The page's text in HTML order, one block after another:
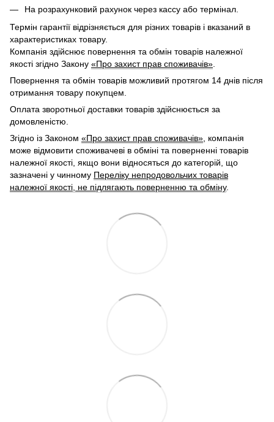
На розрахунковий рахунок через кассу або термінал.
Термін гарантії відрізняється для різних товарів і вказаний в
характеристиках товару.
Компанія здійснює повернення та обмін товарів належної
якості згідно Закону «Про захист прав споживачів»
Повернення та обмін товарів можливий протягом 14 днів після
отримання товару покупцем.
Оплата зворотньої доставки товарів здійснюється за
домовленістю.
Згідно із Законом «Про захист прав споживачів» , компанія
може відмовити споживачеві в обміні та поверненні товарів
належної якості, якщо вони відносяться до категорій, що
зазначені у чинному Переліку непродовольчих товарів
належної якості, не підлягають поверненню та обміну.